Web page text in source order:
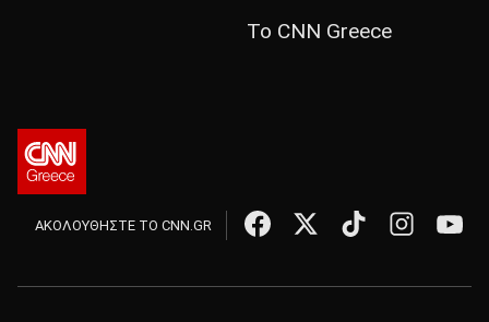
Το CNN Greece
ΑΚΟΛΟΥΘΗΣΤΕ ΤΟ CNN.GR